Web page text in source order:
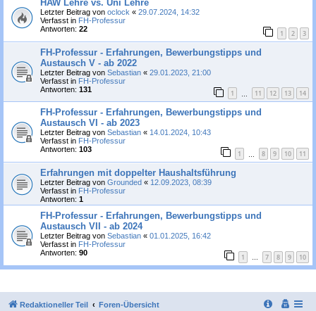
HAW Lehre vs. Uni Lehre
Letzter Beitrag von oclock « 29.07.2024, 14:32
Verfasst in FH-Professur
Antworten: 22 1 2 3
FH-Professur - Erfahrungen, Bewerbungstipps und
Austausch V - ab 2022
Letzter Beitrag von Sebastian « 29.01.2023, 21:00
Verfasst in FH-Professur
Antworten: 131 1 11 12 13 14
FH-Professur - Erfahrungen, Bewerbungstipps und
Austausch VI - ab 2023
Letzter Beitrag von Sebastian « 14.01.2024, 10:43
Verfasst in FH-Professur
Antworten: 103 1 8 9 10 11
Erfahrungen mit doppelter Haushaltsführung
Letzter Beitrag von Grounded « 12.09.2023, 08:39
Verfasst in FH-Professur
Antworten: 1
FH-Professur - Erfahrungen, Bewerbungstipps und
Austausch VII - ab 2024
Letzter Beitrag von Sebastian « 01.01.2025, 16:42
Verfasst in FH-Professur
Antworten: 90 1 … 7 8 9 10
Redaktioneller Teil Foren-Übersicht